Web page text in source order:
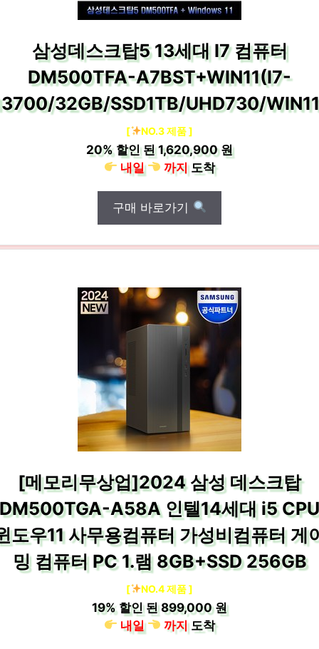
삼성데스크탑5 13세대 I7 컴퓨터
DM500TFA-A7BST+WIN11(I7-
32GB/SSD1TB/UHD730/
[ NO.3 제품 ]
20% 할인 된1,620,900 원
내일
까지도착
구매 바로가기
[메모리무상업]2024 삼성 데스크탑
DM500TGA-A58A 인텔14세대 i5 CPU
도우11 사무용컴퓨터 가성비컴퓨터 게
밍 컴퓨터 PC 1.램 8GB+SSD 256GB
[ NO.4 제품 ]
19% 할인 된899,000 원
내일
까지도착